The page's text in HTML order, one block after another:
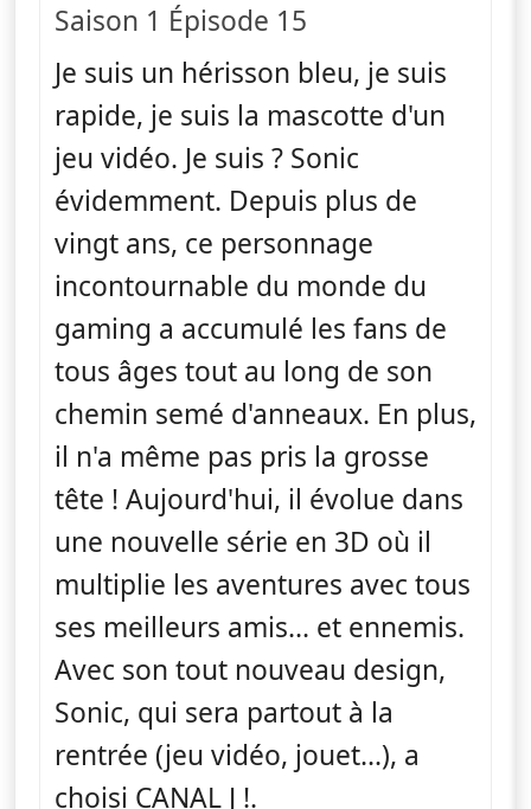
Saison 1 Épisode 15
Je suis un hérisson bleu, je suis
rapide, je suis la mascotte d'un
jeu vidéo. Je suis ? Sonic
évidemment. Depuis plus de
vingt ans, ce personnage
incontournable du monde du
gaming a accumulé les fans de
tous âges tout au long de son
chemin semé d'anneaux. En plus,
il n'a même pas pris la grosse
tête ! Aujourd'hui, il évolue dans
une nouvelle série en 3D où il
multiplie les aventures avec tous
ses meilleurs amis... et ennemis.
Avec son tout nouveau design,
Sonic, qui sera partout à la
rentrée (jeu vidéo, jouet...), a
choisi CANAL J !.